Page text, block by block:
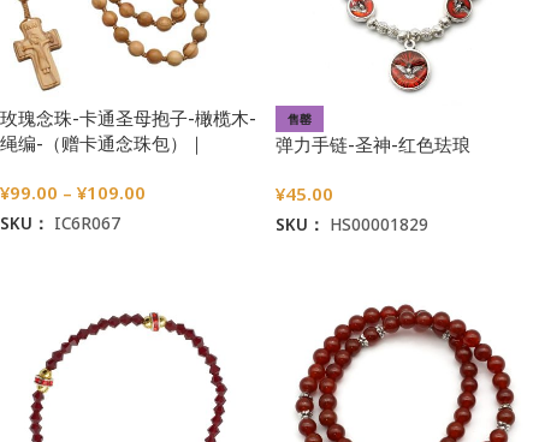
玫瑰念珠-卡通圣母抱子-橄榄木-
绳编-（赠卡通念珠包）｜
¥99.00 – ¥109.00
SKU： IC6R067
售罄
弹力手链-圣神-红色珐琅
¥45.00
SKU： HS00001829